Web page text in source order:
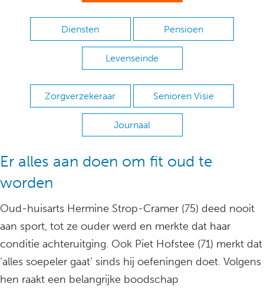
Diensten Pensioen
Levenseinde
Zorgverzekeraar Senioren Visie
Journaal
Er alles aan doen om fit oud te
worden
Oud-huisarts Hermine Strop-Cramer (75) deed nooit
aan sport, tot ze ouder werd en merkte dat haar
conditie achteruitging. Ook Piet Hofstee (71) merkt dat
‘alles soepeler gaat’ sinds hij oefeningen doet. Volgens
hen raakt een belangrijke boodschap